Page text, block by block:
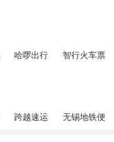
哈啰出行
智行火车票
跨越速运
无锡地铁便